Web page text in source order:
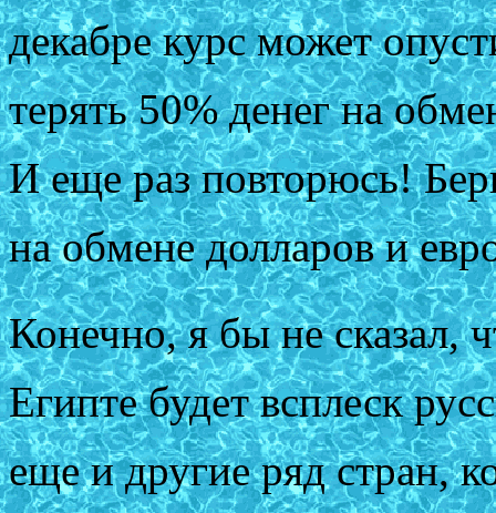
декабре курс может
терять 50% денег на
И еще раз повторюсь!
на обмене долларов и
Конечно, я бы не сказал,
Египте будет всплеск
еще и другие ряд стран,